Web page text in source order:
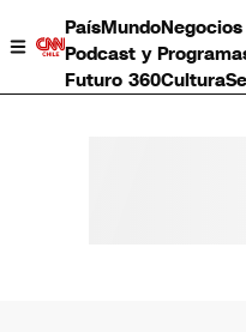
PaísMundoNegocios
Podcast y
Futuro 360Cultura